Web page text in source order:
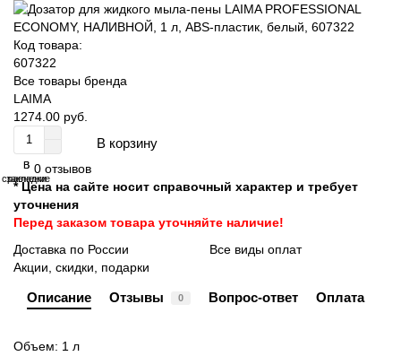
Код товара:
607322
Все товары бренда
LAIMA
1274.00 руб.
В корзину
В
закладки
В
сравнение
0 отзывов
* Цена на сайте носит справочный характер и требует
уточнения
Перед заказом товара уточняйте наличие!
Доставка по России
Все виды оплат
Акции, скидки, подарки
Описание Отзывы 0 Вопрос-ответ Оплата
Объем: 1 л